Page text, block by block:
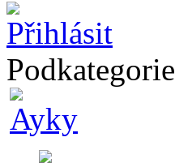
Podkategorie